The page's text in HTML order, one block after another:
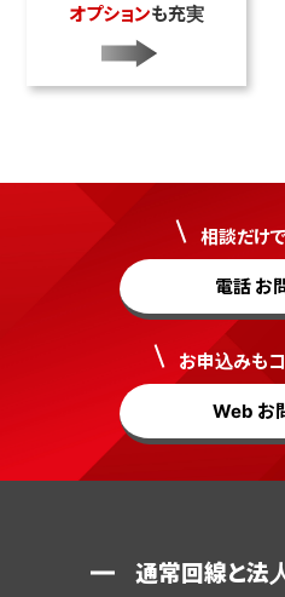
オプションも充実
相談だけ
電話 お
お申込みもコ
Web お
通常回線と法